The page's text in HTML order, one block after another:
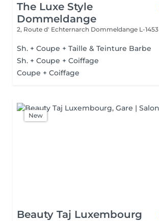
The Luxe Style
Dommeldange
2, Route d' Echternarch Dommeldange L-1453
Sh. + Coupe + Taille & Teinture Barbe
Sh. + Coupe + Coiffage
Coupe + Coiffage
New
Beauty Taj Luxembourg